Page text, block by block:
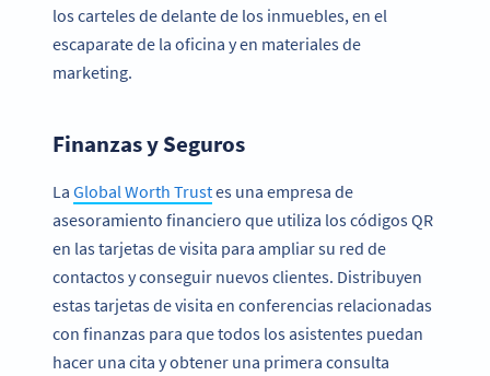
los carteles de delante de los inmuebles, en el
escaparate de la oficina y en materiales de
marketing.
Finanzas y Seguros
La Global Worth Trustes una empresa de
asesoramiento financiero que utiliza los códigos QR
en las tarjetas de visita para ampliar su red de
contactos y conseguir nuevos clientes. Distribuyen
estas tarjetas de visita en conferencias relacionadas
con finanzas para que todos los asistentes puedan
hacer una cita y obtener una primera consulta